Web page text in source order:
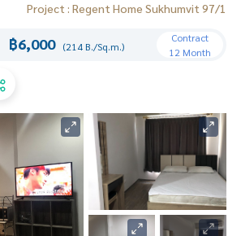
Project : Regent Home Sukhumvit 97/1
฿6,000 (214 B./Sq.m.)
Contract
12 Month